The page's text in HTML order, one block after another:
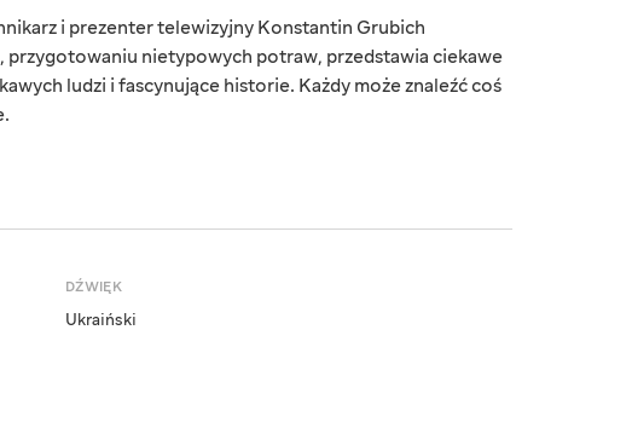
i prezenter telewizyjny Konstantin Grubich
nietypowych potraw, przedstawia ciekawe
ludzi i fascynujące historie. Każdy może znaleźć coś
DŹWIĘK
Ukraiński